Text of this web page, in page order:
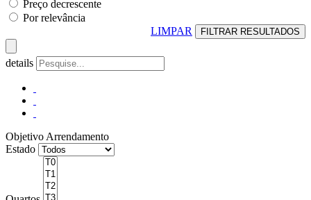
Preço decrescente
Por relevância
LIMPAR
details
Objetivo Arrendamento
Estado